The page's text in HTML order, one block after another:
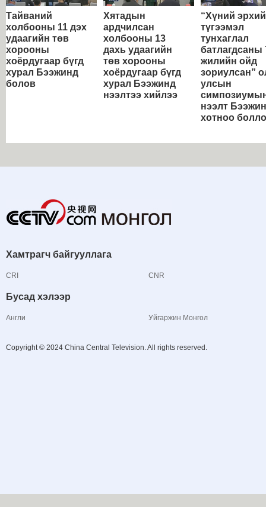
Тайваний
холбооны 11 дэх
удаагийн төв
хорооны
хоёрдугаар бүгд
хурал Бээжинд
болов
Хятадын
ардчилсан
холбооны 13
дахь удаагийн
төв хорооны
хоёрдугаар бүгд
хурал Бээжинд
нээлтээ хийлээ
“Хүний
түгээмэл
тунхаглал
батлагдсаны
жилийн ойд
зориулсан”
улсын
нээлт Бээжин
хотноо
Хамтрагч байгууллага
CRI CNR
Бусад хэлээр
Англи Уйгаржин Монгол
Copyright © 2024 China Central Television. All rights reserved.